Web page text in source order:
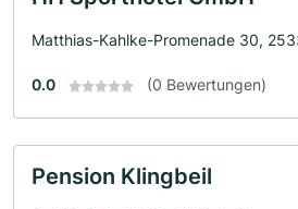
Matthias-Kahlke-Promenade 30,
0.0 (0 Bewertungen)
Pension Klingbeil